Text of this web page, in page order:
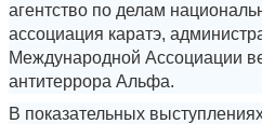
агентство по делам
ассоциация каратэ,
Международной Ассоциации
антитеррора Альфа.
В показательных